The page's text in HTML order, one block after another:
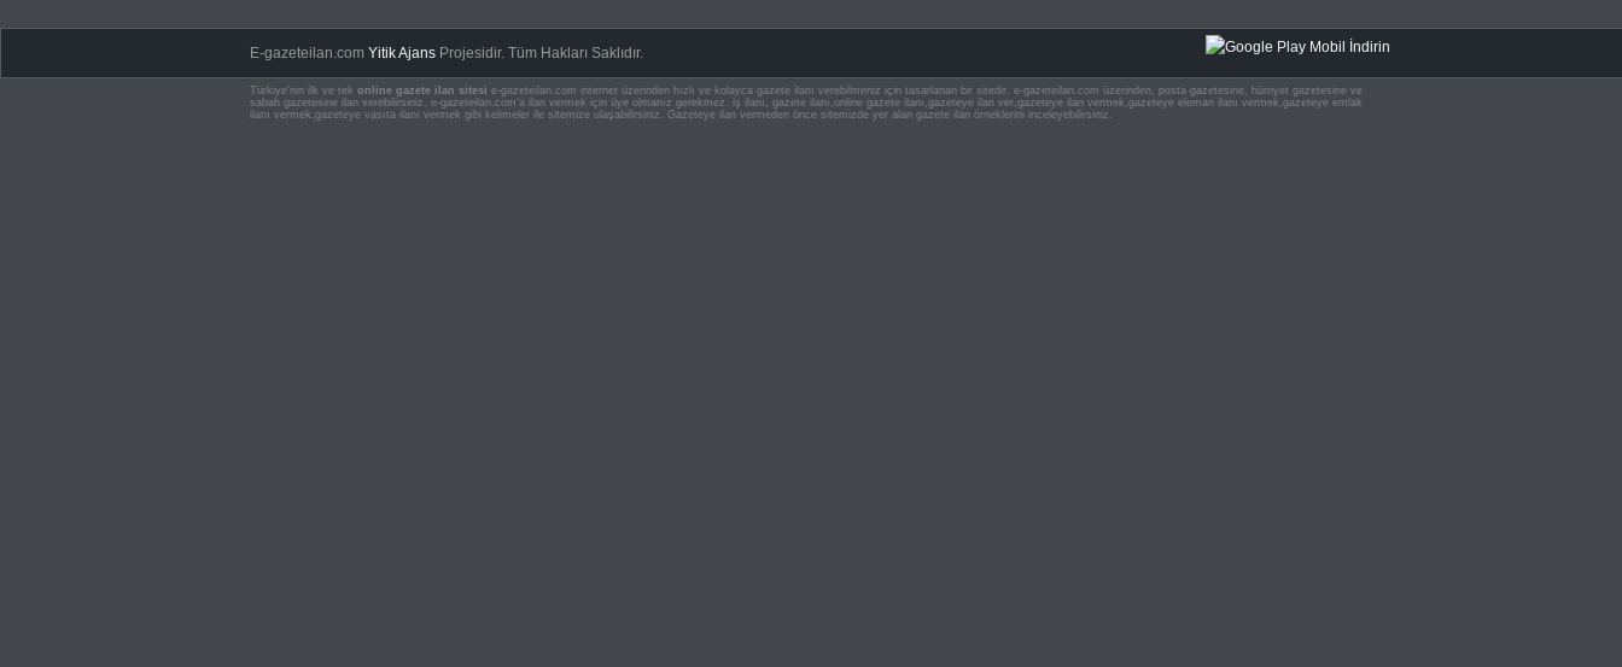
E-gazeteilan.comYitik Ajans Projesidir.Tüm Hakları Saklıdır.
Türkiye'nin ilk ve tek online gazete ilan sitesi e-gazeteilan.com internet üzerinden hızlı ve kolayca gazete ilanı verebilmeniz için tasarlanan bir sitedir. e-gazeteilan.com üzerinden, posta gazetesine, hürriyet gazetesine ve
sabah gazetesine ilan verebilirsiniz. e-gazeteilan.com'a ilan vermek için üye olmanız gerekmez. iş ilanı, gazete ilanı,online gazete ilanı,gazeteye ilan ver,gazeteye ilan vermek,gazeteye eleman ilanı vermek,gazeteye emlak
ilanı vermek,gazeteye vasıta ilanı vermek gibi kelimeler ile sitemize ulaşabilirsiniz. Gazeteye ilan vermeden önce sitemizde yer alan gazete ilan örneklerini inceleyebilirsiniz.